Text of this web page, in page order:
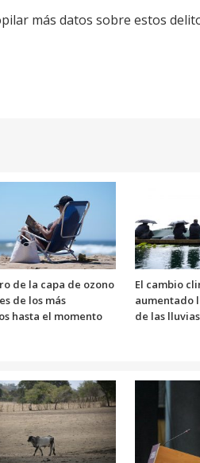
más datos sobre estos
de la capa de ozono
de los más
hasta el momento
El cambio
aumentado
de las